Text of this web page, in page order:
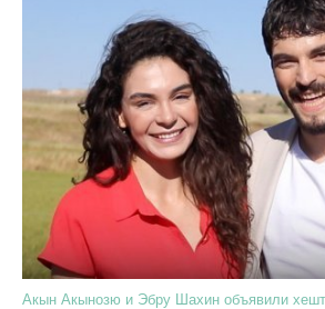
Акын Акынозю и Эбру Шахин объявили